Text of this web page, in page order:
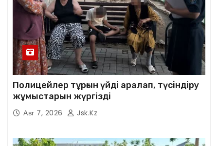
Полицейлер тұрғын үйді аралап, түсіндіру
жұмыстарын жүргізді
Авг 7, 2026 Jsk.kz